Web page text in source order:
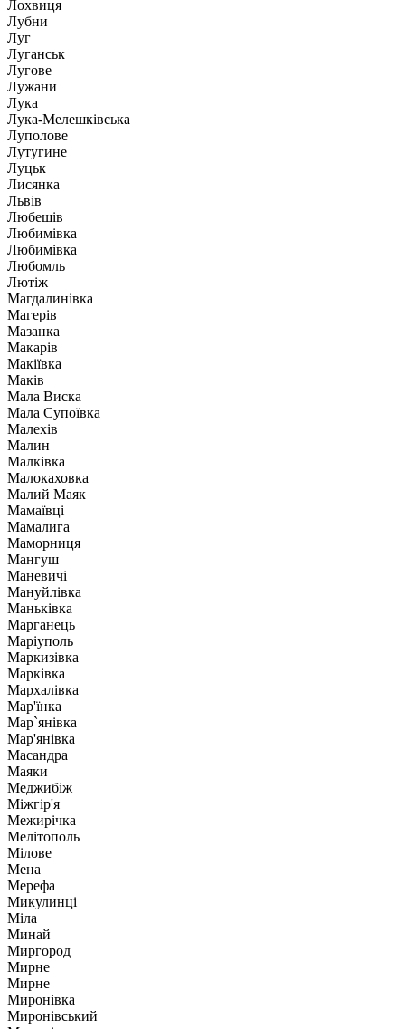
Лохвиця
Лубни
Луг
Луганськ
Лугове
Лужани
Лука
Лука-Мелешківська
Луполове
Лутугине
Луцьк
Лисянка
Львів
Любешів
Любимівка
Любимівка
Любомль
Лютіж
Магдалинівка
Магерів
Мазанка
Макарів
Макіївка
Маків
Мала Виска
Мала Супоївка
Малехів
Малин
Малківка
Малокаховка
Малий Маяк
Мамаївці
Мамалига
Маморниця
Мангуш
Маневичі
Мануйлівка
Маньківка
Марганець
Маріуполь
Маркизівка
Марківка
Мархалівка
Мар'їнка
Мар`янівка
Мар'янівка
Масандра
Маяки
Меджибіж
Міжгір'я
Межирічка
Мелітополь
Мілове
Мена
Мерефа
Микулинці
Міла
Минай
Миргород
Мирне
Мирне
Миронівка
Миронівський